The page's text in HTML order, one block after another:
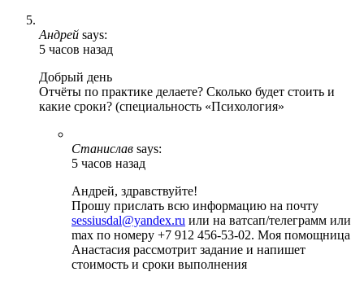
Андрей says:
5 часов назад
Добрый день
Отчёты по практике делаете? Сколько будет стоить и
какие сроки? (специальность «Психология»
Станислав says:
5 часов назад
Андрей, здравствуйте!
Прошу прислать всю информацию на почту
sessiusdal@yandex.ru или на ватсап/телеграмм или
max по номеру +7 912 456-53-02. Моя помощница
Анастасия рассмотрит задание и напишет
стоимость и сроки выполнения